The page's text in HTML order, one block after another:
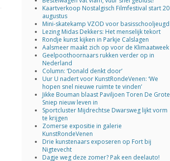
Kaartverkoop Nostalgisch Filmfestival start 20
augustus
Mini-skatekamp VZOD voor basisschooljeugd
Lezing Midas Dekkers: Het menselijk tekort
Rondje kunst kijken in Parkje Calslagen
Aalsmeer maakt zich op voor de Klimaatweek
Geelpoothoornaars rukken verder op in
Nederland
Column: ‘Donald denkt door’
Uur U nadert voor KunstRondeVenen: ‘We
hopen snel nieuwe ruimte te vinden’
Jikke Bouman blaast Paviljoen Toren De Grote
Sniep nieuw leven in
Sportcluster Mijdrechtse Dwarsweg lijkt vorm
te krijgen
Zomerse expositie in galerie
KunstRondeVenen
Drie kunstenaars exposeren op Fort bij
Nigtevecht
Dagje weg deze zomer? Pak een deelauto!